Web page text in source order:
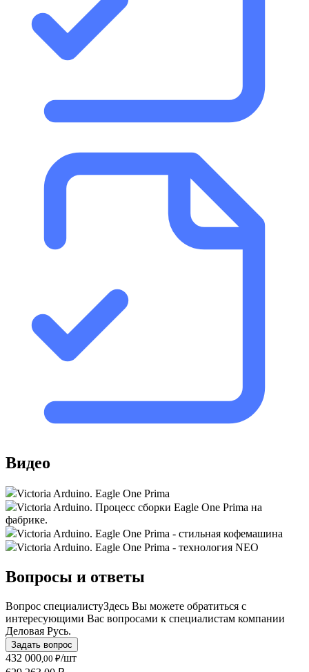
Видео
Victoria Arduino. Eagle One Prima
Victoria Arduino. Процесс сборки Eagle One Prima на
фабрике.
Victoria Arduino. Eagle One Prima - стильная кофемашина
Victoria Arduino. Eagle One Prima - технология NEO
Вопросы и ответы
Вопрос специалистуЗдесь Вы можете обратиться с
интересующими Вас вопросами к специалистам компании
Деловая Русь.
Задать вопрос
432 000 ,00 ₽/шт